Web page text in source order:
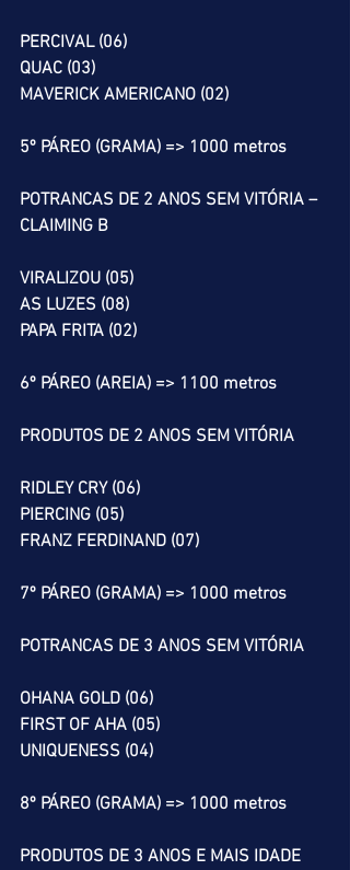
PERCIVAL (06)
QUAC (03)
MAVERICK AMERICANO (02)
5º PÁREO (GRAMA) => 1000 metros
POTRANCAS DE 2 ANOS SEM VITÓRIA –
CLAIMING B
VIRALIZOU (05)
AS LUZES (08)
PAPA FRITA (02)
6º PÁREO (AREIA) => 1100 metros
PRODUTOS DE 2 ANOS SEM VITÓRIA
RIDLEY CRY (06)
PIERCING (05)
FRANZ FERDINAND (07)
7º PÁREO (GRAMA) => 1000 metros
POTRANCAS DE 3 ANOS SEM VITÓRIA
OHANA GOLD (06)
FIRST OF AHA (05)
UNIQUENESS (04)
8º PÁREO (GRAMA) => 1000 metros
PRODUTOS DE 3 ANOS E MAIS IDADE